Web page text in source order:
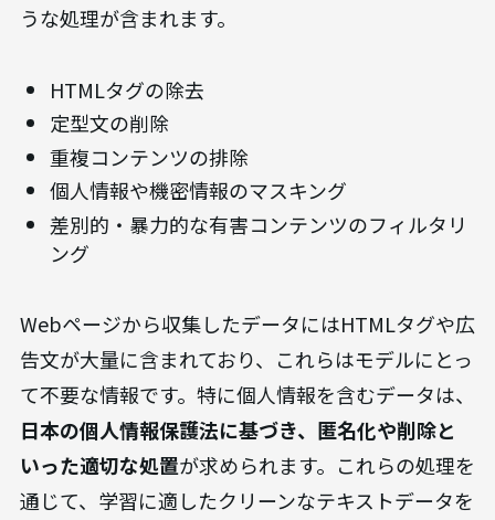
うな処理が含まれます。
HTMLタグの除去
定型文の削除
重複コンテンツの排除
個人情報や機密情報のマスキング
差別的・暴力的な有害コンテンツのフィルタリ
ング
Webページから収集したデータにはHTMLタグや広
告文が大量に含まれており、これらはモデルにとっ
て不要な情報です。特に個人情報を含むデータは、
日本の個人情報保護法に基づき、匿名化や削除と
いった適切な処置が求められます。これらの処理を
通じて、学習に適したクリーンなテキストデータを